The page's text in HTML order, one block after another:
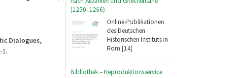
(1250–1266)
Online-Publikationen
des Deutschen
Historischen Instituts in
Rom [14]
Bibliothek – Reproduktionsservice
Dialogues,
1.